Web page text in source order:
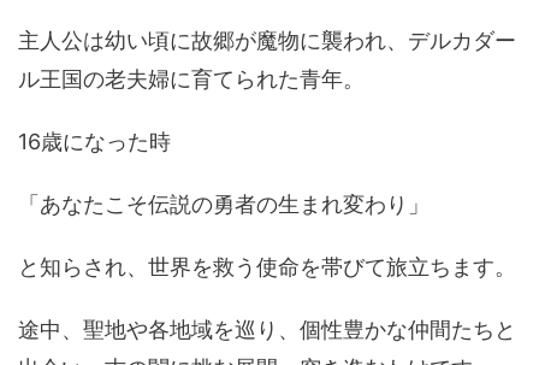
主人公は幼い頃に故郷が魔物に襲われ、デルカダー
ル王国の老夫婦に育てられた青年。
16歳になった時
「あなたこそ伝説の勇者の生まれ変わり」
と知らされ、世界を救う使命を帯びて旅立ちます。
途中、聖地や各地域を巡り、個性豊かな仲間たちと